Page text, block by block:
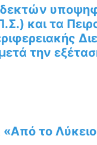
δεκτών
και τα
την
το